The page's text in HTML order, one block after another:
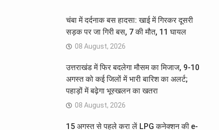
चंबा में दर्दनाक बस हादसा: खाई में गिरकर दूसरी
सड़क पर जा गिरी बस, 7 की मौत, 11 घायल
08 August, 2026
उत्तराखंड में फिर बदलेगा मौसम का मिजाज, 9-10
अगस्त को कई जिलों में भारी बारिश का अलर्ट;
पहाड़ों में बढ़ेगा भूस्खलन का खतरा
08 August, 2026
15 अगस्त से पहले करा लें LPG कनेक्शन की e-